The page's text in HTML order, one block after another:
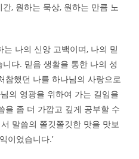
, 원하는 묵상, 원하는 만큼 노
는 나의 신앙 고백이며, 나의 믿
다. 믿음 생활을 통한 나의 성
참했던 나를 하나님의 사랑으로
의 영광을 위하여 가는 길임을
을 좀 더 가깝고 깊게 공부할 수
말씀의 쫄깃쫄깃한 맛을 맛보
이었습니다.’